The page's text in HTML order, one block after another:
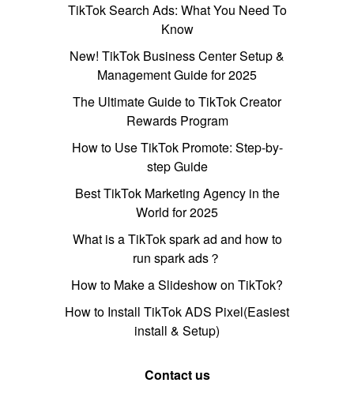
TikTok Search Ads: What You Need To
Know
New! TikTok Business Center Setup &
Management Guide for 2025
The Ultimate Guide to TikTok Creator
Rewards Program
How to Use TikTok Promote: Step-by-
step Guide
Best TikTok Marketing Agency in the
World for 2025
What is a TikTok spark ad and how to
run spark ads？
How to Make a Slideshow on TikTok?
How to Install TikTok ADS Pixel(Easiest
install & Setup)
Contact us